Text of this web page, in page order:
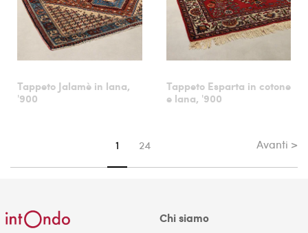
Tappeto Jalamè in lana,
'900
Tappeto Esparta in cotone
e lana, '900
Sei su pagina
1 24 Avanti >
Chi siamo